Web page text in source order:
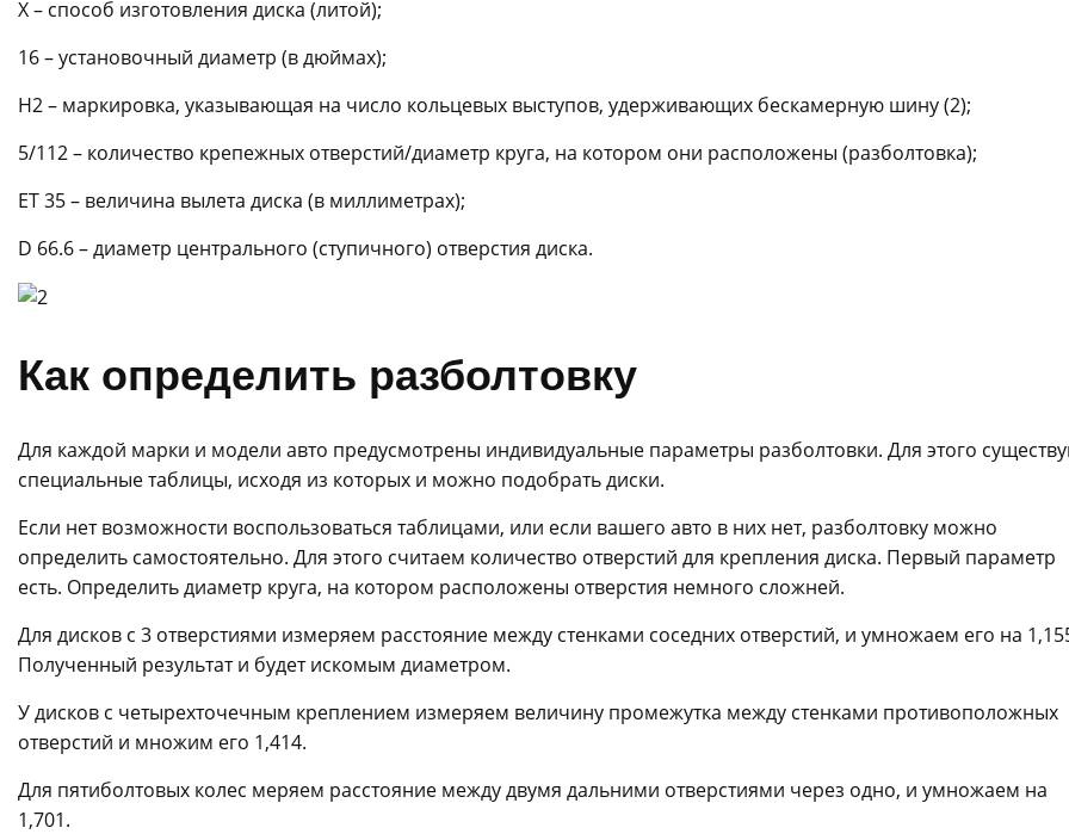
X – способ изготовления диска (литой);
16 – установочный диаметр (в дюймах);
H2 – маркировка, указывающая на число кольцевых выступов, удерживающих бескамерную шину (2);
5/112 – количество крепежных отверстий/диаметр круга, на котором они расположены (разболтовка);
ET 35 – величина вылета диска (в миллиметрах);
D 66.6 – диаметр центрального (ступичного) отверстия диска.
Как определить разболтовку
Для каждой марки и модели авто предусмотрены индивидуальные параметры разболтовки. Для этого
специальные таблицы, исходя из которых и можно подобрать диски.
Если нет возможности воспользоваться таблицами, или если вашего авто в них нет, разболтовку можно
определить самостоятельно. Для этого считаем количество отверстий для крепления диска. Первый параметр
есть. Определить диаметр круга, на котором расположены отверстия немного сложней.
Для дисков с 3 отверстиями измеряем расстояние между стенками соседних отверстий, и умножаем его на
Полученный результат и будет искомым диаметром.
У дисков с четырехточечным креплением измеряем величину промежутка между стенками противоположных
отверстий и множим его 1,414.
Для пятиболтовых колес меряем расстояние между двумя дальними отверстиями через одно, и умножаем на
1,701.